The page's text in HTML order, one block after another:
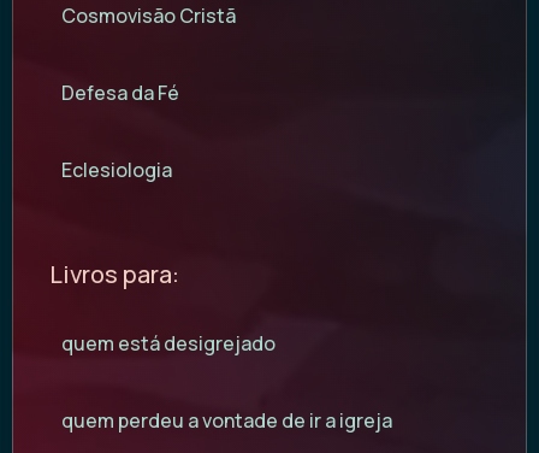
Cosmovisão Cristã
Defesa da Fé
Eclesiologia
Livros para:
quem está desigrejado
quem perdeu a vontade de ir a igreja